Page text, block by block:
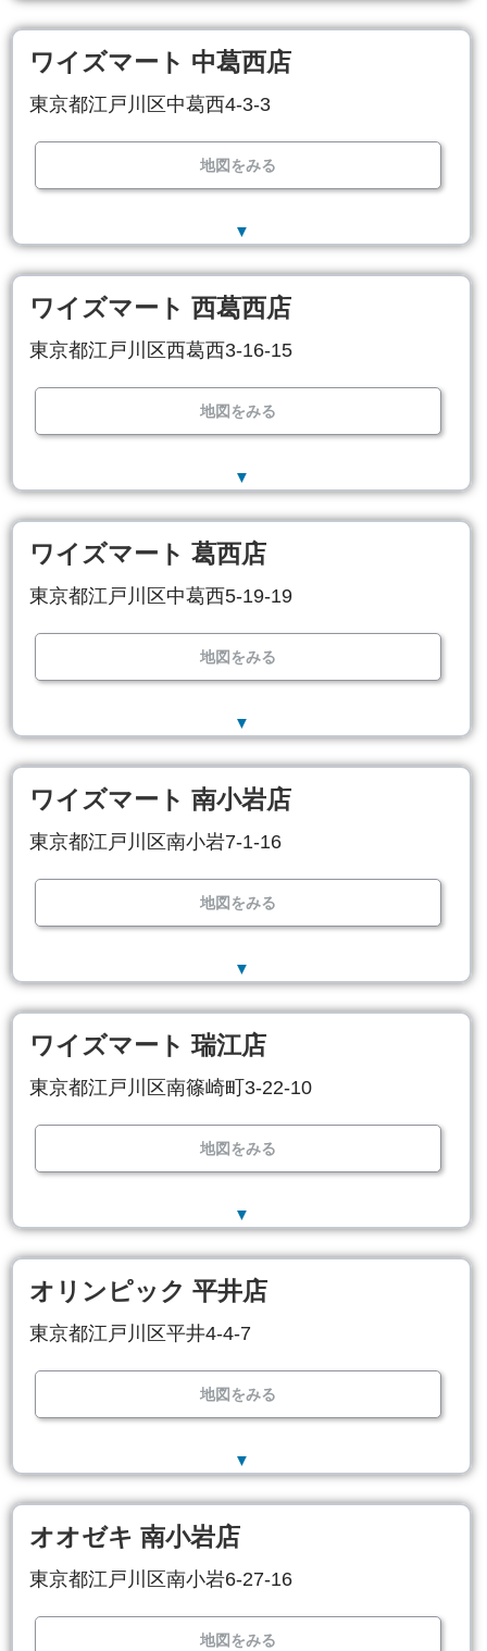
ワイズマート 中葛西店
東京都江戸川区中葛西4-3-3
地図をみる
▼
ワイズマート 西葛西店
東京都江戸川区西葛西3-16-15
地図をみる
▼
ワイズマート 葛西店
東京都江戸川区中葛西5-19-19
地図をみる
▼
ワイズマート 南小岩店
東京都江戸川区南小岩7-1-16
地図をみる
▼
ワイズマート 瑞江店
東京都江戸川区南篠崎町3-22-10
地図をみる
▼
オリンピック 平井店
東京都江戸川区平井4-4-7
地図をみる
▼
オオゼキ 南小岩店
東京都江戸川区南小岩6-27-16
地図をみる